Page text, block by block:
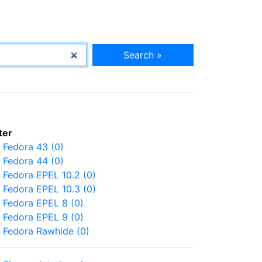
Search »
Fedora 43 (0)
Fedora 44 (0)
Fedora EPEL 10.2 (0)
Fedora EPEL 10.3 (0)
Fedora EPEL 8 (0)
Fedora EPEL 9 (0)
Fedora Rawhide (0)